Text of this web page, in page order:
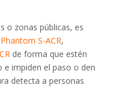
o zonas públicas, es
Phantom S-ACR,
de forma que estén
e impiden el paso o den
detecta a personas